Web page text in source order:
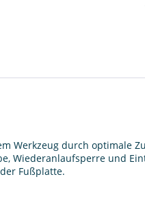
Werkzeug durch optimale
Wiederanlaufsperre und
Fußplatte.